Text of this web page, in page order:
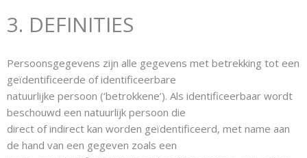
3. DEFINITIES
Persoonsgegevens zijn alle gegevens met betrekking tot een
geïdentificeerde of identificeerbare
natuurlijke persoon (‘betrokkene’). Als identificeerbaar wordt
beschouwd een natuurlijk persoon die
direct of indirect kan worden geïdentificeerd, met name aan
de hand van een gegeven zoals een